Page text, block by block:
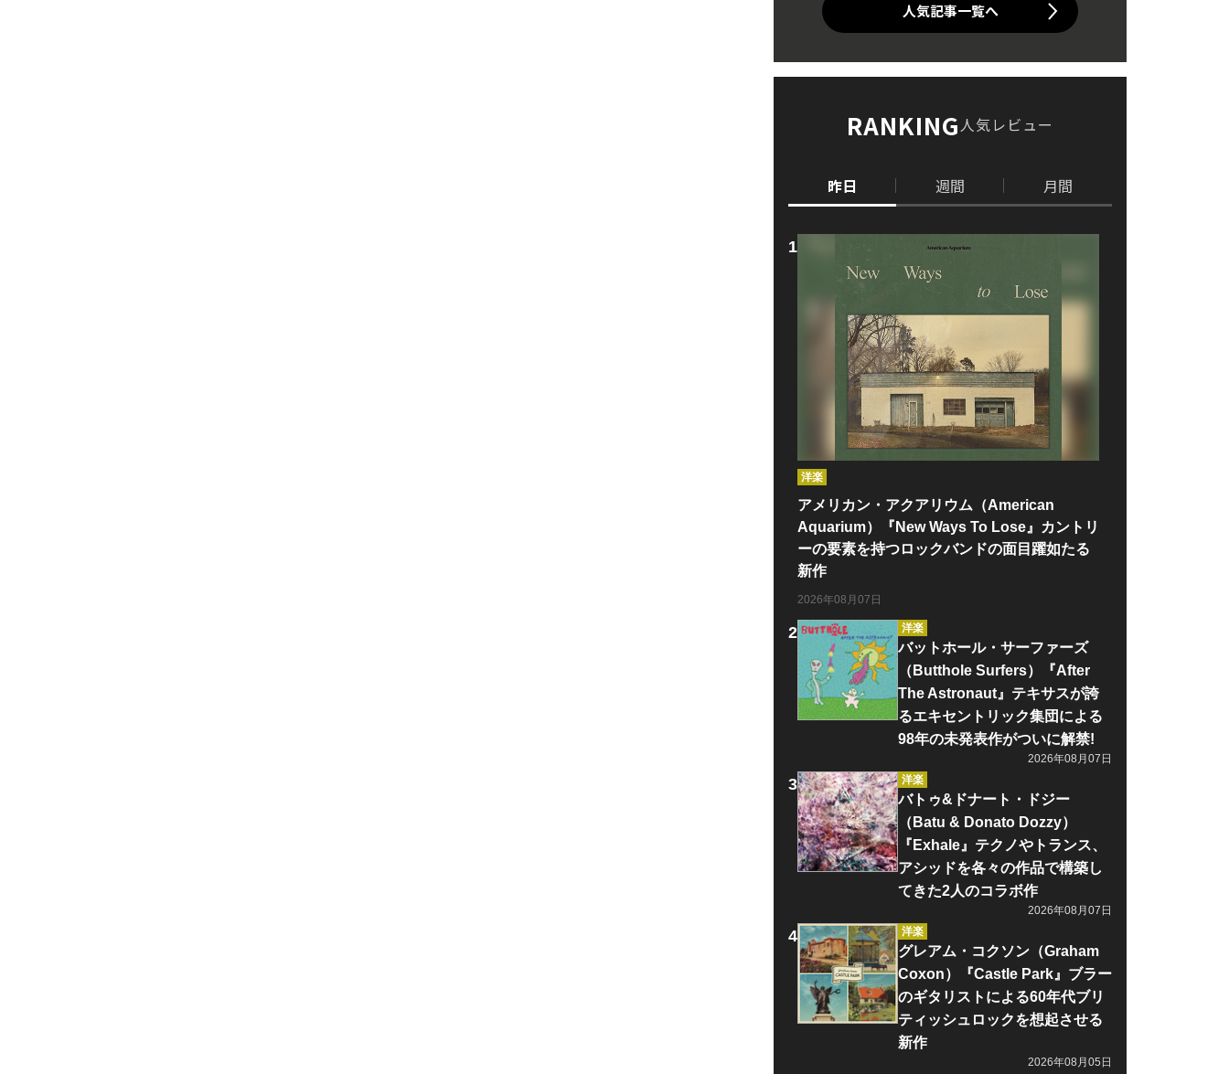
人気記事一覧へ
RANKING人気レビュー
昨日 週間 月間
洋楽
アメリカン・アクアリウム（American
Aquarium）『New Ways To Lose』カントリ
ーの要素を持つロックバンドの面目躍如たる
新作
2026年08月07日
洋楽
バットホール・サーファーズ
（Butthole Surfers）『After
The Astronaut』テキサスが誇
るエキセントリック集団による
98年の未発表作がついに解禁!
2026年08月07日
洋楽
バトゥ&ドナート・ドジー
（Batu & Donato Dozzy）
『Exhale』テクノやトランス、
アシッドを各々の作品で構築し
てきた2人のコラボ作
2026年08月07日
洋楽
グレアム・コクソン（Graham
Coxon）『Castle Park』ブラー
のギタリストによる60年代ブリ
ティッシュロックを想起させる
新作
2026年08月05日